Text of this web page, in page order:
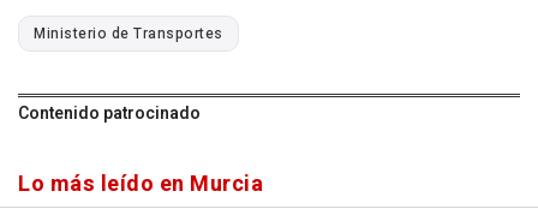
Ministerio de Transportes
Contenido patrocinado
Lo más leído en Murcia